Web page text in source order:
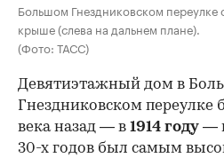
Большом Гнездниковском
крыше (слева на дальнем плане).
(Фото: ТАСС)
Девятиэтажный дом в
Гнездниковском переулке
века назад — в 1914 году —
30-х годов был самым